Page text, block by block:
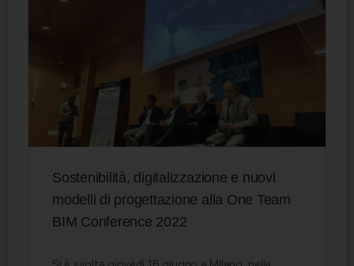
Sostenibilità, digitalizzazione e nuovi
modelli di progettazione alla One Team
BIM Conference 2022